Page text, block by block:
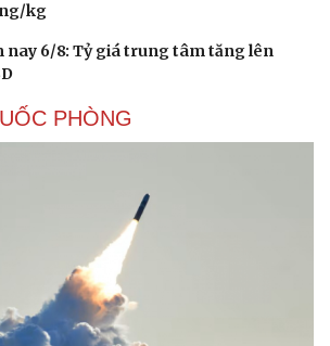
kg
nay 6/8: Tỷ giá trung tâm tăng lên
PHÒNG